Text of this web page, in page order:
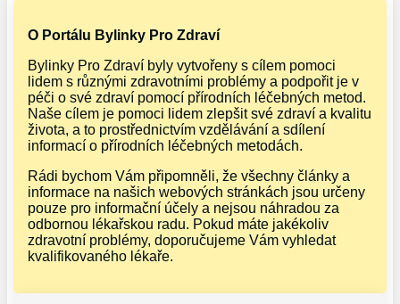
O Portálu Bylinky Pro Zdraví
Bylinky Pro Zdraví byly vytvořeny s cílem pomoci
lidem s různými zdravotními problémy a podpořit je v
péči o své zdraví pomocí přírodních léčebných metod.
Naše cílem je pomoci lidem zlepšit své zdraví a kvalitu
života, a to prostřednictvím vzdělávání a sdílení
informací o přírodních léčebných metodách.
Rádi bychom Vám připomněli, že všechny články a
informace na našich webových stránkách jsou určeny
pouze pro informační účely a nejsou náhradou za
odbornou lékařskou radu. Pokud máte jakékoliv
zdravotní problémy, doporučujeme Vám vyhledat
kvalifikovaného lékaře.